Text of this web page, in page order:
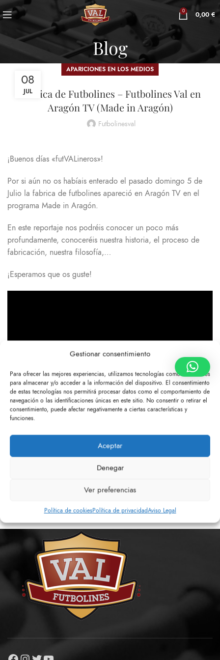
Gestionar consentimiento
Para ofrecer las mejores experiencias, utilizamos tecnologías como las cookies
para almacenar y/o acceder a la información del dispositivo. El consentimiento
de estas tecnologías nos permitirá procesar datos como el comportamiento de
navegación o las identificaciones únicas en este sitio. No consentir o retirar el
consentimiento, puede afectar negativamente a ciertas características y
funciones.
Aceptar
Denegar
Ver preferencias
Política de cookiesPolítica de privacidadAviso Legal
0 0,00 €
Blog
08
JUL
APARICIONES EN LOS MEDIOS
Fabrica de Futbolines – Futbolines Val en
Aragón TV (Made in Aragón)
Futbolinesval
¡Buenos días «futVALineros»!
Por si aún no os habíais enterado el pasado domingo 5 de
Julio la fabrica de futbolines apareció en Aragón TV en el
programa Made in Aragón.
En este reportaje nos podréis conocer un poco más
profundamente, conoceréis nuestra historia, el proceso de
fabricación, nuestra filosofía,…
¡Esperamos que os guste!